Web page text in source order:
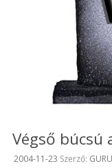
Végső búcsú
Beküldve:
2004-11-23 Szerző: GURU